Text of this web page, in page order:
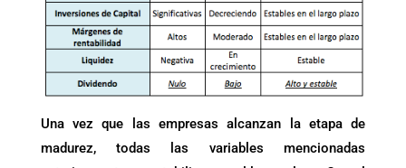
Una vez que las empresas alcanzan la etapa de
madurez, todas las variables mencionadas